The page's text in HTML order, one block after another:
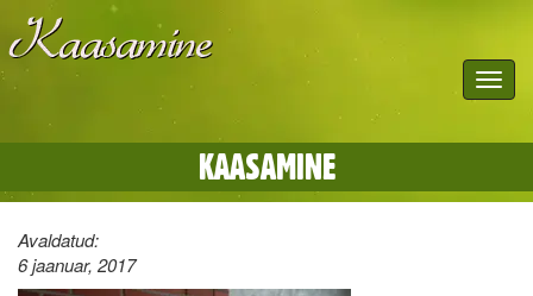
Toggle
KAASAMINE
Avaldatud:
6 jaanuar, 2017